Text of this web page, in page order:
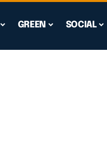
GREEN SOCIAL